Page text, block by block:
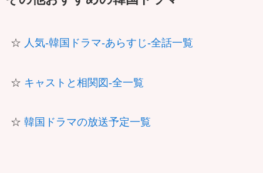
☆ 人気-韓国ドラマ-あらすじ-全話一覧
☆ キャストと相関図-全一覧
☆ 韓国ドラマの放送予定一覧